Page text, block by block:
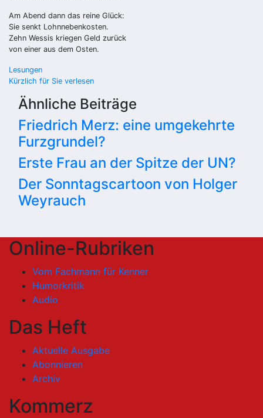
Am Abend dann das reine Glück:
Sie senkt Lohnnebenkosten.
Zehn Wessis kriegen Geld zurück
von einer aus dem Osten.
Beitragsnavigation
Lesungen
Kürzlich für Sie verlesen
Ähnliche Beiträge
Friedrich Merz: eine umgekehrte
Furzgrundel?
Erste Frau an der Spitze der UN?
Der Sonntagscartoon von Holger
Weyrauch
Online-Rubriken
Vom Fachmann für Kenner
Humorkritik
Audio
Das Heft
Aktuelle Ausgabe
Abonnieren
Archiv
Kommerz